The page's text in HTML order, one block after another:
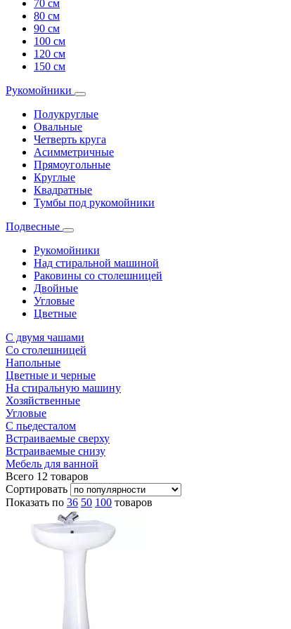
70 см
80 см
90 см
100 см
120 см
150 см
Рукомойники
Полукруглые
Овальные
Четверть круга
Асимметричные
Прямоугольные
Круглые
Квадратные
Тумбы под рукомойники
Подвесные
Рукомойники
Над стиральной машиной
Раковины со столешницей
Двойные
Угловые
Цветные
С двумя чашами
Со столешницей
Напольные
Цветные и черные
На стиральную машину
Хозяйственные
Угловые
С пьедесталом
Встраиваемые сверху
Встраиваемые снизу
Мебель для ванной
Всего 12 товаров
Сортировать
Показать по 36 50 100 товаров